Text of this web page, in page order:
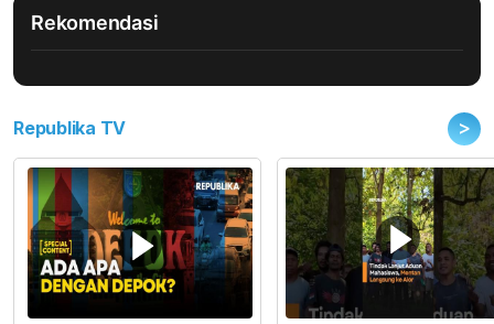
Rekomendasi
Republika TV >